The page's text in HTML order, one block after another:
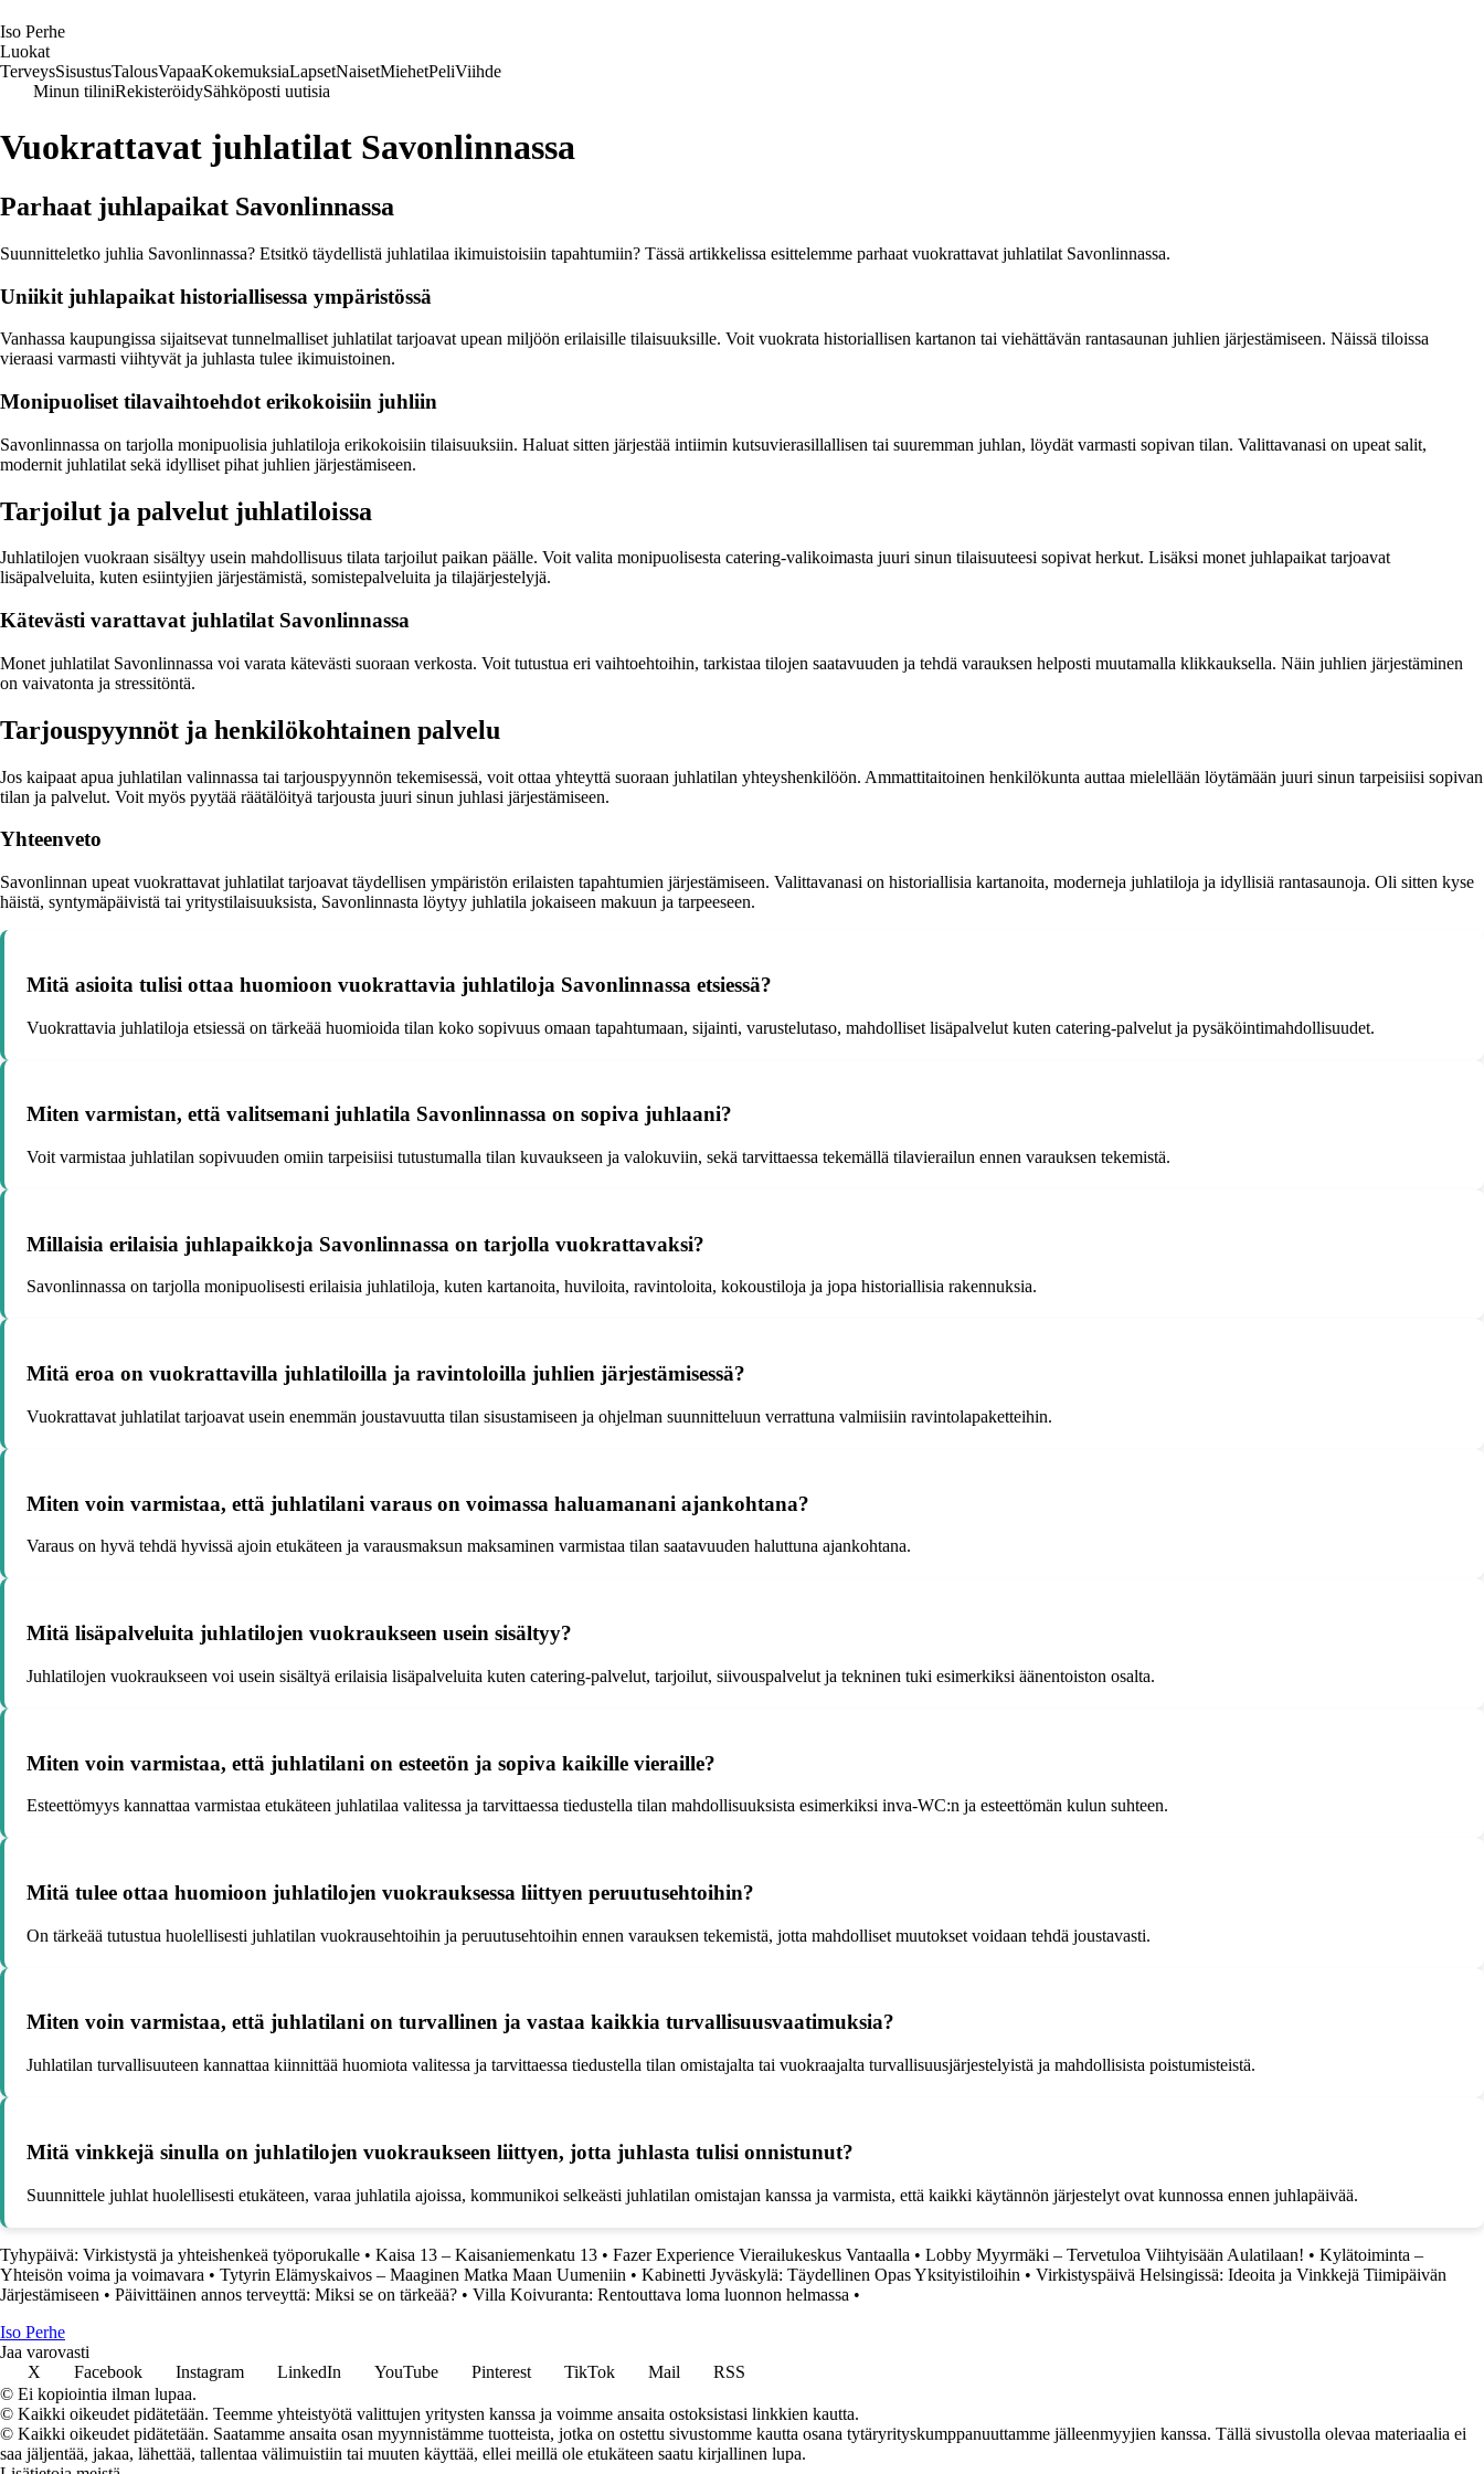
Iso Perhe
Luokat
TerveysSisustusTalousVapaaKokemuksiaLapsetNaisetMiehetPeliViihde
Minun tiliniRekisteröidySähköposti uutisia
Vuokrattavat juhlatilat Savonlinnassa
Parhaat juhlapaikat Savonlinnassa
Suunnitteletko juhlia Savonlinnassa? Etsitkö täydellistä juhlatilaa ikimuistoisiin tapahtumiin? Tässä artikkelissa esittelemme parhaat vuokrattavat juhlatilat Savonlinnassa.
Uniikit juhlapaikat historiallisessa ympäristössä
Vanhassa kaupungissa sijaitsevat tunnelmalliset juhlatilat tarjoavat upean miljöön erilaisille tilaisuuksille. Voit vuokrata historiallisen kartanon tai viehättävän rantasaunan juhlien järjestämiseen. Näissä tiloissa
vieraasi varmasti viihtyvät ja juhlasta tulee ikimuistoinen.
Monipuoliset tilavaihtoehdot erikokoisiin juhliin
Savonlinnassa on tarjolla monipuolisia juhlatiloja erikokoisiin tilaisuuksiin. Haluat sitten järjestää intiimin kutsuvierasillallisen tai suuremman juhlan, löydät varmasti sopivan tilan. Valittavanasi on upeat salit,
modernit juhlatilat sekä idylliset pihat juhlien järjestämiseen.
Tarjoilut ja palvelut juhlatiloissa
Juhlatilojen vuokraan sisältyy usein mahdollisuus tilata tarjoilut paikan päälle. Voit valita monipuolisesta catering-valikoimasta juuri sinun tilaisuuteesi sopivat herkut. Lisäksi monet juhlapaikat tarjoavat
lisäpalveluita, kuten esiintyjien järjestämistä, somistepalveluita ja tilajärjestelyjä.
Kätevästi varattavat juhlatilat Savonlinnassa
Monet juhlatilat Savonlinnassa voi varata kätevästi suoraan verkosta. Voit tutustua eri vaihtoehtoihin, tarkistaa tilojen saatavuuden ja tehdä varauksen helposti muutamalla klikkauksella. Näin juhlien järjestäminen
on vaivatonta ja stressitöntä.
Tarjouspyynnöt ja henkilökohtainen palvelu
Jos kaipaat apua juhlatilan valinnassa tai tarjouspyynnön tekemisessä, voit ottaa yhteyttä suoraan juhlatilan yhteyshenkilöön. Ammattitaitoinen henkilökunta auttaa mielellään löytämään juuri sinun tarpeisiisi sopivan
tilan ja palvelut. Voit myös pyytää räätälöityä tarjousta juuri sinun juhlasi järjestämiseen.
Yhteenveto
Savonlinnan upeat vuokrattavat juhlatilat tarjoavat täydellisen ympäristön erilaisten tapahtumien järjestämiseen. Valittavanasi on historiallisia kartanoita, moderneja juhlatiloja ja idyllisiä rantasaunoja. Oli sitten kyse
häistä, syntymäpäivistä tai yritystilaisuuksista, Savonlinnasta löytyy juhlatila jokaiseen makuun ja tarpeeseen.
Mitä asioita tulisi ottaa huomioon vuokrattavia juhlatiloja Savonlinnassa etsiessä?
Vuokrattavia juhlatiloja etsiessä on tärkeää huomioida tilan koko sopivuus omaan tapahtumaan, sijainti, varustelutaso, mahdolliset lisäpalvelut kuten catering-palvelut ja pysäköintimahdollisuudet.
Miten varmistan, että valitsemani juhlatila Savonlinnassa on sopiva juhlaani?
Voit varmistaa juhlatilan sopivuuden omiin tarpeisiisi tutustumalla tilan kuvaukseen ja valokuviin, sekä tarvittaessa tekemällä tilavierailun ennen varauksen tekemistä.
Millaisia erilaisia juhlapaikkoja Savonlinnassa on tarjolla vuokrattavaksi?
Savonlinnassa on tarjolla monipuolisesti erilaisia juhlatiloja, kuten kartanoita, huviloita, ravintoloita, kokoustiloja ja jopa historiallisia rakennuksia.
Mitä eroa on vuokrattavilla juhlatiloilla ja ravintoloilla juhlien järjestämisessä?
Vuokrattavat juhlatilat tarjoavat usein enemmän joustavuutta tilan sisustamiseen ja ohjelman suunnitteluun verrattuna valmiisiin ravintolapaketteihin.
Miten voin varmistaa, että juhlatilani varaus on voimassa haluamanani ajankohtana?
Varaus on hyvä tehdä hyvissä ajoin etukäteen ja varausmaksun maksaminen varmistaa tilan saatavuuden haluttuna ajankohtana.
Mitä lisäpalveluita juhlatilojen vuokraukseen usein sisältyy?
Juhlatilojen vuokraukseen voi usein sisältyä erilaisia lisäpalveluita kuten catering-palvelut, tarjoilut, siivouspalvelut ja tekninen tuki esimerkiksi äänentoiston osalta.
Miten voin varmistaa, että juhlatilani on esteetön ja sopiva kaikille vieraille?
Esteettömyys kannattaa varmistaa etukäteen juhlatilaa valitessa ja tarvittaessa tiedustella tilan mahdollisuuksista esimerkiksi inva-WC:n ja esteettömän kulun suhteen.
Mitä tulee ottaa huomioon juhlatilojen vuokrauksessa liittyen peruutusehtoihin?
On tärkeää tutustua huolellisesti juhlatilan vuokrausehtoihin ja peruutusehtoihin ennen varauksen tekemistä, jotta mahdolliset muutokset voidaan tehdä joustavasti.
Miten voin varmistaa, että juhlatilani on turvallinen ja vastaa kaikkia turvallisuusvaatimuksia?
Juhlatilan turvallisuuteen kannattaa kiinnittää huomiota valitessa ja tarvittaessa tiedustella tilan omistajalta tai vuokraajalta turvallisuusjärjestelyistä ja mahdollisista poistumisteistä.
Mitä vinkkejä sinulla on juhlatilojen vuokraukseen liittyen, jotta juhlasta tulisi onnistunut?
Suunnittele juhlat huolellisesti etukäteen, varaa juhlatila ajoissa, kommunikoi selkeästi juhlatilan omistajan kanssa ja varmista, että kaikki käytännön järjestelyt ovat kunnossa ennen juhlapäivää.
Tyhypäivä: Virkistystä ja yhteishenkeä työporukalle • Kaisa 13 – Kaisaniemenkatu 13 • Fazer Experience Vierailukeskus Vantaalla • Lobby Myyrmäki – Tervetuloa Viihtyisään Aulatilaan! • Kylätoiminta –
Yhteisön voima ja voimavara • Tytyrin Elämyskaivos – Maaginen Matka Maan Uumeniin • Kabinetti Jyväskylä: Täydellinen Opas Yksityistiloihin • Virkistyspäivä Helsingissä: Ideoita ja Vinkkejä Tiimipäivän
Järjestämiseen • Päivittäinen annos terveyttä: Miksi se on tärkeää? • Villa Koivuranta: Rentouttava loma luonnon helmassa •
Iso Perhe
Jaa varovasti
X
Facebook Instagram LinkedIn YouTube Pinterest TikTok Mail
RSS
© Ei kopiointia ilman lupaa.
© Kaikki oikeudet pidätetään. Teemme yhteistyötä valittujen yritysten kanssa ja voimme ansaita ostoksistasi linkkien kautta.
© Kaikki oikeudet pidätetään. Saatamme ansaita osan myynnistämme tuotteista, jotka on ostettu sivustomme kautta osana tytäryrityskumppanuuttamme jälleenmyyjien kanssa. Tällä sivustolla olevaa materiaalia ei
saa jäljentää, jakaa, lähettää, tallentaa välimuistiin tai muuten käyttää, ellei meillä ole etukäteen saatu kirjallinen lupa.